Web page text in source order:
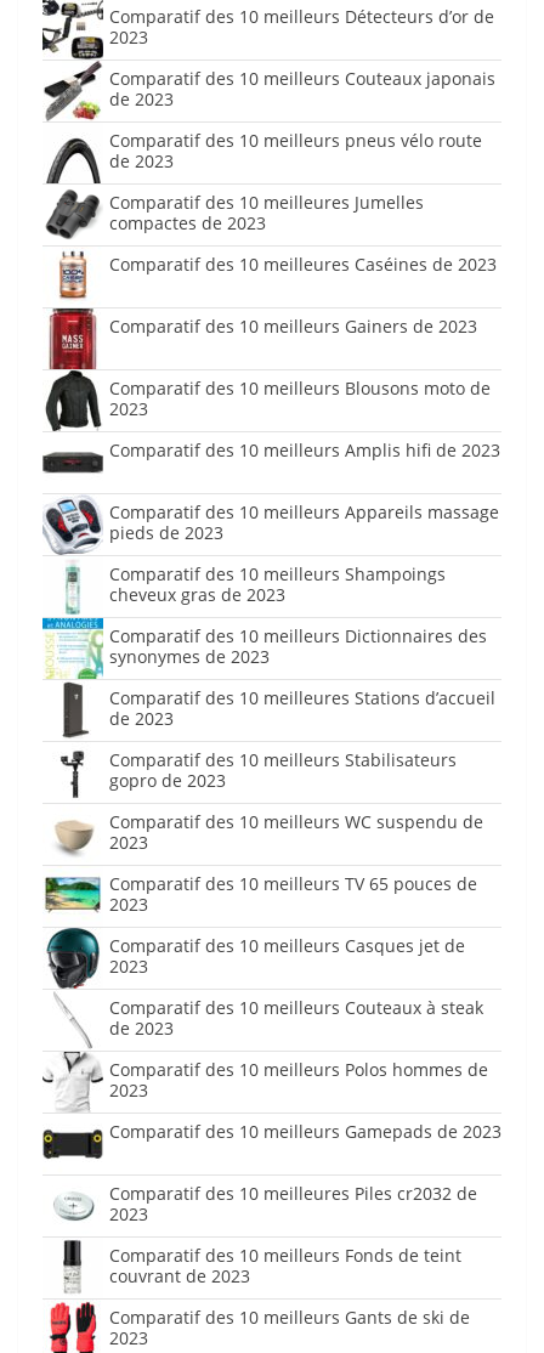
Comparatif des 10 meilleurs Détecteurs d’or de
2023
Comparatif des 10 meilleurs Couteaux japonais
de 2023
Comparatif des 10 meilleurs pneus vélo route
de 2023
Comparatif des 10 meilleures Jumelles
compactes de 2023
Comparatif des 10 meilleures Caséines de 2023
Comparatif des 10 meilleurs Gainers de 2023
Comparatif des 10 meilleurs Blousons moto de
2023
Comparatif des 10 meilleurs Amplis hifi de 2023
Comparatif des 10 meilleurs Appareils massage
pieds de 2023
Comparatif des 10 meilleurs Shampoings
cheveux gras de 2023
Comparatif des 10 meilleurs Dictionnaires des
synonymes de 2023
Comparatif des 10 meilleures Stations d’accueil
de 2023
Comparatif des 10 meilleurs Stabilisateurs
gopro de 2023
Comparatif des 10 meilleurs WC suspendu de
2023
Comparatif des 10 meilleurs TV 65 pouces de
2023
Comparatif des 10 meilleurs Casques jet de
2023
Comparatif des 10 meilleurs Couteaux à steak
de 2023
Comparatif des 10 meilleurs Polos hommes de
2023
Comparatif des 10 meilleurs Gamepads de 2023
Comparatif des 10 meilleures Piles cr2032 de
2023
Comparatif des 10 meilleurs Fonds de teint
couvrant de 2023
Comparatif des 10 meilleurs Gants de ski de
2023